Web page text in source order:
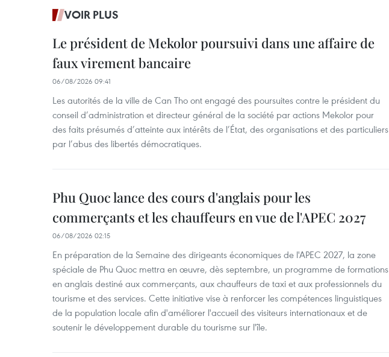
VOIR PLUS
Le président de Mekolor poursuivi dans une affaire de
faux virement bancaire
06/08/2026 09:41
Les autorités de la ville de Can Tho ont engagé des poursuites contre le président du
conseil d’administration et directeur général de la société par actions Mekolor pour
des faits présumés d’atteinte aux intérêts de l’État, des organisations et des particuliers
par l’abus des libertés démocratiques.
Phu Quoc lance des cours d'anglais pour les
commerçants et les chauffeurs en vue de l'APEC 2027
06/08/2026 02:15
En préparation de la Semaine des dirigeants économiques de l'APEC 2027, la zone
spéciale de Phu Quoc mettra en œuvre, dès septembre, un programme de formations
en anglais destiné aux commerçants, aux chauffeurs de taxi et aux professionnels du
tourisme et des services. Cette initiative vise à renforcer les compétences linguistiques
de la population locale afin d'améliorer l'accueil des visiteurs internationaux et de
soutenir le développement durable du tourisme sur l'île.